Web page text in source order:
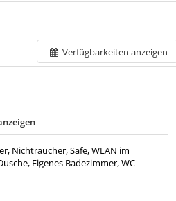
Verfügbarkeiten anzeigen
Nichtraucher, Safe, WLAN im
Eigenes Badezimmer, WC